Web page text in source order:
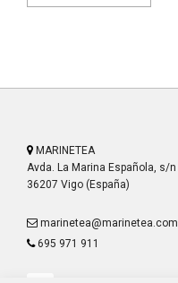
MARINETEA
Avda. La Marina Española, s/n
36207 Vigo (España)
marinetea@marinetea.com
695 971 911